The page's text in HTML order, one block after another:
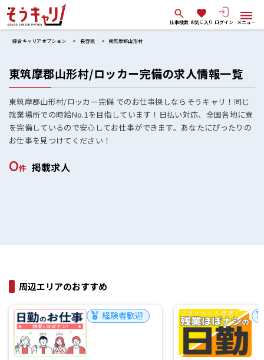
仕事検索 お気に入り ログイン メニュー
綜合キャリアオプション 長野県 東筑摩郡山形村
東筑摩郡山形村/ロッカー完備の求人情報一覧
東筑摩郡山形村/ロッカー完備 でのお仕事探しならそうキャリ！同じ
就業場所での時給No.1を目指しています！日払い対応、全国各地に寮
を完備しているので安心してお仕事ができます。あなたにぴったりの
お仕事を見つけてください！
0件 掲載求人
周辺エリアのおすすめ
経験者歓迎